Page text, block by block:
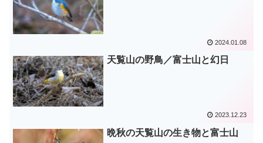
2024.01.08
天覧山の野鳥／富士山と幻日
2023.12.23
晩秋の天覧山の生き物と富士山